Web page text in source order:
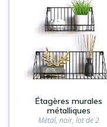
Étagères murales
métalliques
Métal, noir, lot de 2